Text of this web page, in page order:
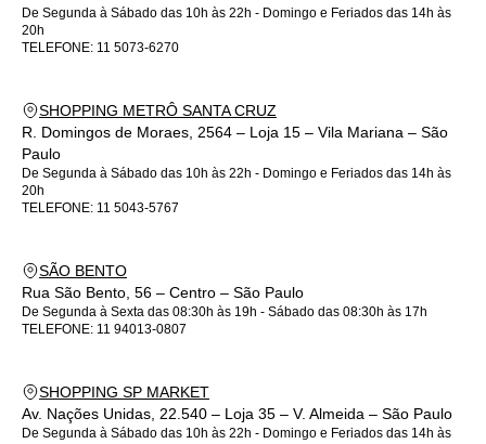
De Segunda à Sábado das 10h às 22h - Domingo e Feriados das 14h às
20h
TELEFONE: 11 5073-6270
SHOPPING METRÔ SANTA CRUZ
R. Domingos de Moraes, 2564 – Loja 15 – Vila Mariana – São
Paulo
De Segunda à Sábado das 10h às 22h - Domingo e Feriados das 14h às
20h
TELEFONE: 11 5043-5767
SÃO BENTO
Rua São Bento, 56 – Centro – São Paulo
De Segunda à Sexta das 08:30h às 19h - Sábado das 08:30h às 17h
TELEFONE: 11 94013-0807
SHOPPING SP MARKET
Av. Nações Unidas, 22.540 – Loja 35 – V. Almeida – São Paulo
De Segunda à Sábado das 10h às 22h - Domingo e Feriados das 14h às